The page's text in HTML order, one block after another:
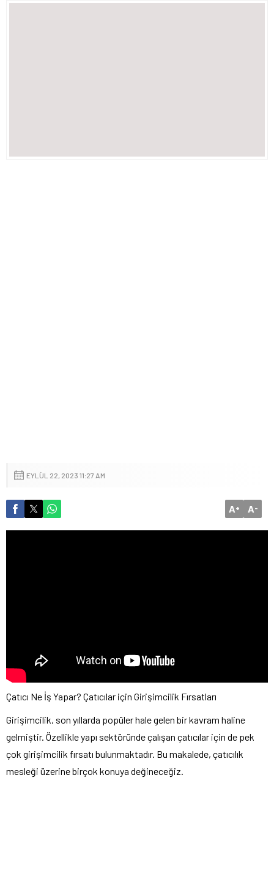
EYLÜL 22, 2023 11:27 AM
A+ A-
Çatıcı Ne İş Yapar? Çatıcılar için Girişimcilik Fırsatları
Girişimcilik, son yıllarda popüler hale gelen bir kavram haline
gelmiştir. Özellikle yapı sektöründe çalışan çatıcılar için de pek
çok girişimcilik fırsatı bulunmaktadır. Bu makalede, çatıcılık
mesleği üzerine birçok konuya değineceğiz.